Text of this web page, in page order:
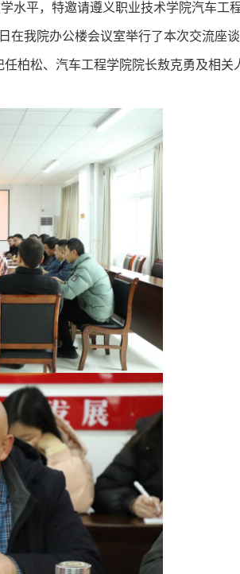
水平， 特邀请遵义职业技术学院汽车工
在我院办公楼会议室举行了本次交流座谈
柏松、汽车工程学院院长敖克勇及相关